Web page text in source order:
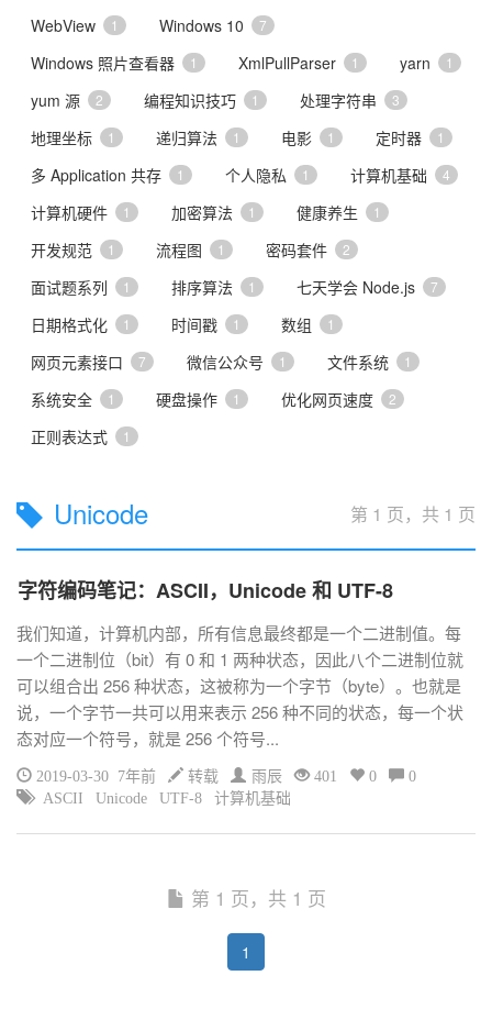
WebView 1 Windows 10 7
Windows 照片查看器 1 XmlPullParser 1 yarn 1
yum 源 2 编程知识技巧 1 处理字符串 3
地理坐标 1 递归算法 1 电影 1 定时器 1
多 Application 共存 1 个人隐私 1 计算机基础 4
计算机硬件 1 加密算法 1 健康养生 1
开发规范 1 流程图 1 密码套件 2
面试题系列 1 排序算法 1 七天学会 Node.js 7
日期格式化 1 时间戳 1 数组 1
网页元素接口 7 微信公众号 1 文件系统 1
系统安全 1 硬盘操作 1 优化网页速度 2
正则表达式 1
Unicode 第 1 页，共 1 页
字符编码笔记：ASCII，Unicode 和 UTF-8
我们知道，计算机内部，所有信息最终都是一个二进制值。每
一个二进制位（bit）有 0 和 1 两种状态，因此八个二进制位就
可以组合出 256 种状态，这被称为一个字节（byte）。也就是
说，一个字节一共可以用来表示 256 种不同的状态，每一个状
态对应一个符号，就是 256 个符号...
2019-03-30 7年前 转载 雨辰 401 0
0
ASCII
Unicode UTF-8 计算机基础
第 1 页，共 1 页
1